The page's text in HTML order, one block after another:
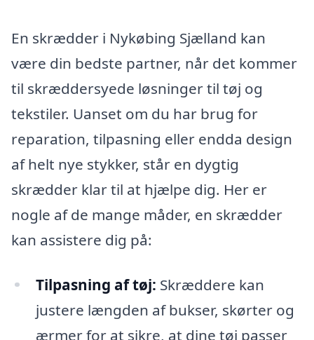
En skrædder i Nykøbing Sjælland kan
være din bedste partner, når det kommer
til skræddersyede løsninger til tøj og
tekstiler. Uanset om du har brug for
reparation, tilpasning eller endda design
af helt nye stykker, står en dygtig
skrædder klar til at hjælpe dig. Her er
nogle af de mange måder, en skrædder
kan assistere dig på:
Tilpasning af tøj: Skræddere kan
justere længden af bukser, skørter og
ærmer for at sikre, at dine tøj passer